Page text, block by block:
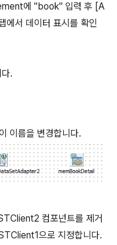
에 "book" 입력 후 [A
서 데이터 표시를 확인
.
이름을 변경합니다.
컴포넌트를 제거
으로 지정합니다.